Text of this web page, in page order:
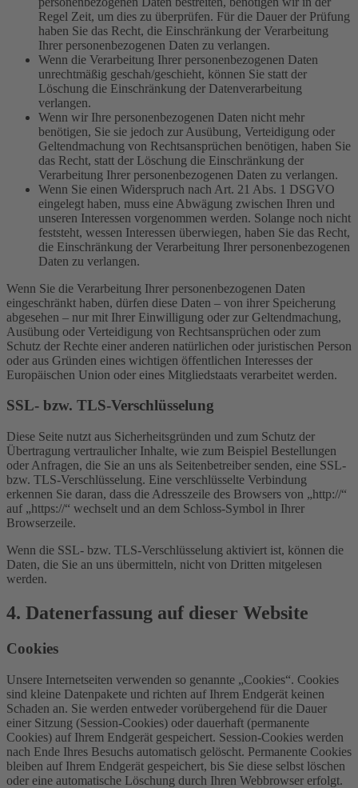
Regel Zeit, um dies zu überprüfen. Für die Dauer der Prüfung
haben Sie das Recht, die Einschränkung der Verarbeitung
Ihrer personenbezogenen Daten zu verlangen.
Wenn die Verarbeitung Ihrer personenbezogenen Daten
unrechtmäßig geschah/geschieht, können Sie statt der
Löschung die Einschränkung der Datenverarbeitung
verlangen.
Wenn wir Ihre personenbezogenen Daten nicht mehr
benötigen, Sie sie jedoch zur Ausübung, Verteidigung oder
Geltendmachung von Rechtsansprüchen benötigen, haben Sie
das Recht, statt der Löschung die Einschränkung der
Verarbeitung Ihrer personenbezogenen Daten zu verlangen.
Wenn Sie einen Widerspruch nach Art. 21 Abs. 1 DSGVO
eingelegt haben, muss eine Abwägung zwischen Ihren und
unseren Interessen vorgenommen werden. Solange noch nicht
feststeht, wessen Interessen überwiegen, haben Sie das Recht,
die Einschränkung der Verarbeitung Ihrer personenbezogenen
Daten zu verlangen.
Wenn Sie die Verarbeitung Ihrer personenbezogenen Daten
eingeschränkt haben, dürfen diese Daten – von ihrer Speicherung
abgesehen – nur mit Ihrer Einwilligung oder zur Geltendmachung,
Ausübung oder Verteidigung von Rechtsansprüchen oder zum
Schutz der Rechte einer anderen natürlichen oder juristischen Person
oder aus Gründen eines wichtigen öffentlichen Interesses der
Europäischen Union oder eines Mitgliedstaats verarbeitet werden.
SSL- bzw. TLS-Verschlüsselung
Diese Seite nutzt aus Sicherheitsgründen und zum Schutz der
Übertragung vertraulicher Inhalte, wie zum Beispiel Bestellungen
oder Anfragen, die Sie an uns als Seitenbetreiber senden, eine SSL-
bzw. TLS-Verschlüsselung. Eine verschlüsselte Verbindung
erkennen Sie daran, dass die Adresszeile des Browsers von „http://“
auf „https://“ wechselt und an dem Schloss-Symbol in Ihrer
Browserzeile.
Wenn die SSL- bzw. TLS-Verschlüsselung aktiviert ist, können die
Daten, die Sie an uns übermitteln, nicht von Dritten mitgelesen
werden.
4. Datenerfassung auf dieser Website
Cookies
Unsere Internetseiten verwenden so genannte „Cookies“. Cookies
sind kleine Datenpakete und richten auf Ihrem Endgerät keinen
Schaden an. Sie werden entweder vorübergehend für die Dauer
einer Sitzung (Session-Cookies) oder dauerhaft (permanente
Cookies) auf Ihrem Endgerät gespeichert. Session-Cookies werden
nach Ende Ihres Besuchs automatisch gelöscht. Permanente Cookies
bleiben auf Ihrem Endgerät gespeichert, bis Sie diese selbst löschen
oder eine automatische Löschung durch Ihren Webbrowser erfolgt.